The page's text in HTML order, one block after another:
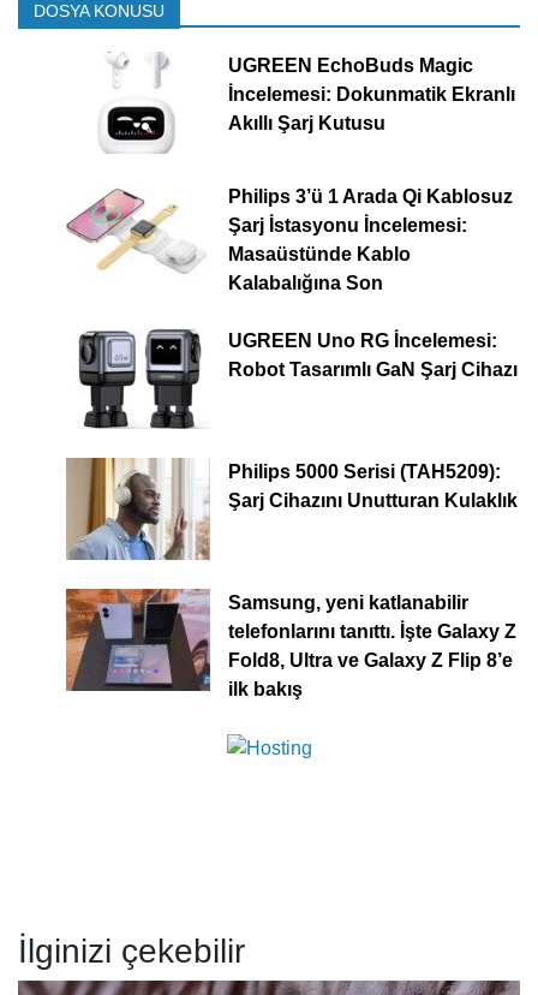
DOSYA KONUSU
UGREEN EchoBuds Magic
İncelemesi: Dokunmatik Ekranlı
Akıllı Şarj Kutusu
Philips 3’ü 1 Arada Qi Kablosuz
Şarj İstasyonu İncelemesi:
Masaüstünde Kablo
Kalabalığına Son
UGREEN Uno RG İncelemesi:
Robot Tasarımlı GaN Şarj Cihazı
Philips 5000 Serisi (TAH5209):
Şarj Cihazını Unutturan Kulaklık
Samsung, yeni katlanabilir
telefonlarını tanıttı. İşte Galaxy Z
Fold8, Ultra ve Galaxy Z Flip 8’e
ilk bakış
İlginizi çekebilir